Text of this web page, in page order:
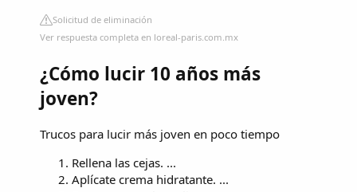
Solicitud de eliminación
Ver respuesta completa en loreal-paris.com.mx
¿Cómo lucir 10 años más
joven?
Trucos para lucir más joven en poco tiempo
Rellena las cejas. ...
Aplícate crema hidratante. ...